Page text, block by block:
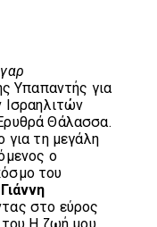
Υπαπαντής για
Ισραηλιτών
Θάλασσα.
για τη μεγάλη
ο
του
στο εύρος
του Η ζωή μου